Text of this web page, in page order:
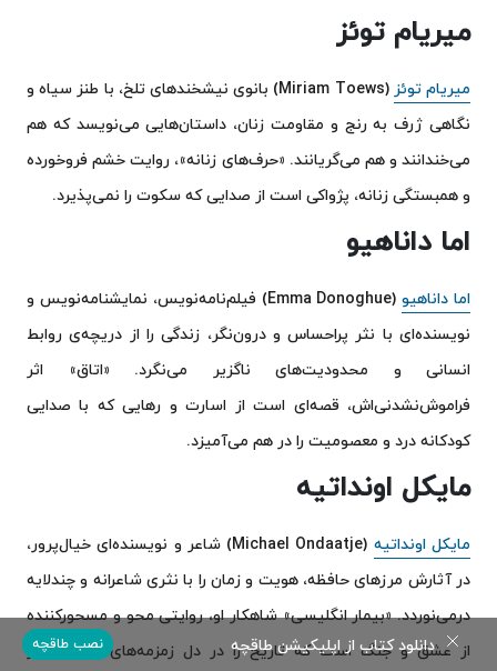
میریام توئز
میریام توئز
(Miriam Toews) بانوی نیشخندهای تلخ، با طنز سیاه و
نگاهی ژرف به رنج و مقاومت زنان، داستان‌هایی می‌نویسد که هم
می‌خندانند و هم می‌گریانند. «حرف‌های زنانه»، روایت خشم فروخورده
و همبستگی زنانه، پژواکی است از صدایی که سکوت را نمی‌پذیرد.
اما داناهیو
اما داناهیو
(Emma Donoghue) فیلم‌نامه‌نویس، نمایشنامه‌نویس و
نویسنده‌ای با نثر پراحساس و درون‌نگر، زندگی را از دریچه‌ی روابط
انسانی و محدودیت‌های ناگزیر می‌نگرد. «اتاق» اثر
فراموش‌نشدنی‌اش، قصه‌ای است از اسارت و رهایی که با صدایی
کودکانه درد و معصومیت را در هم می‌آمیزد.
مایکل اونداتیه
مایکل اونداتیه
(Michael Ondaatje) شاعر و نویسنده‌ای خیال‌پرور،
در آثارش مرزهای حافظه، هویت و زمان را با نثری شاعرانه و چندلایه
درمی‌نوردد. «بیمار انگلیسی» شاهکار او، روایتی محو و مسحورکننده
از عشق و جنگ است که تاریخ را در دل زمزمه‌های شاعرانه باز
دانلود کتاب از اپلیکیشن طاقچه نصب طاقچه